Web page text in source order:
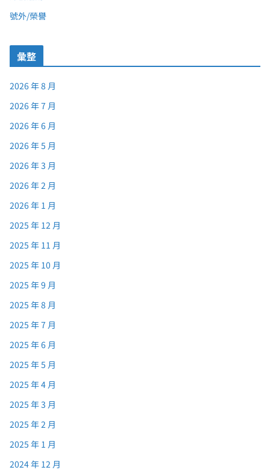
號外/榮譽
彙整
2026 年 8 月
2026 年 7 月
2026 年 6 月
2026 年 5 月
2026 年 3 月
2026 年 2 月
2026 年 1 月
2025 年 12 月
2025 年 11 月
2025 年 10 月
2025 年 9 月
2025 年 8 月
2025 年 7 月
2025 年 6 月
2025 年 5 月
2025 年 4 月
2025 年 3 月
2025 年 2 月
2025 年 1 月
2024 年 12 月